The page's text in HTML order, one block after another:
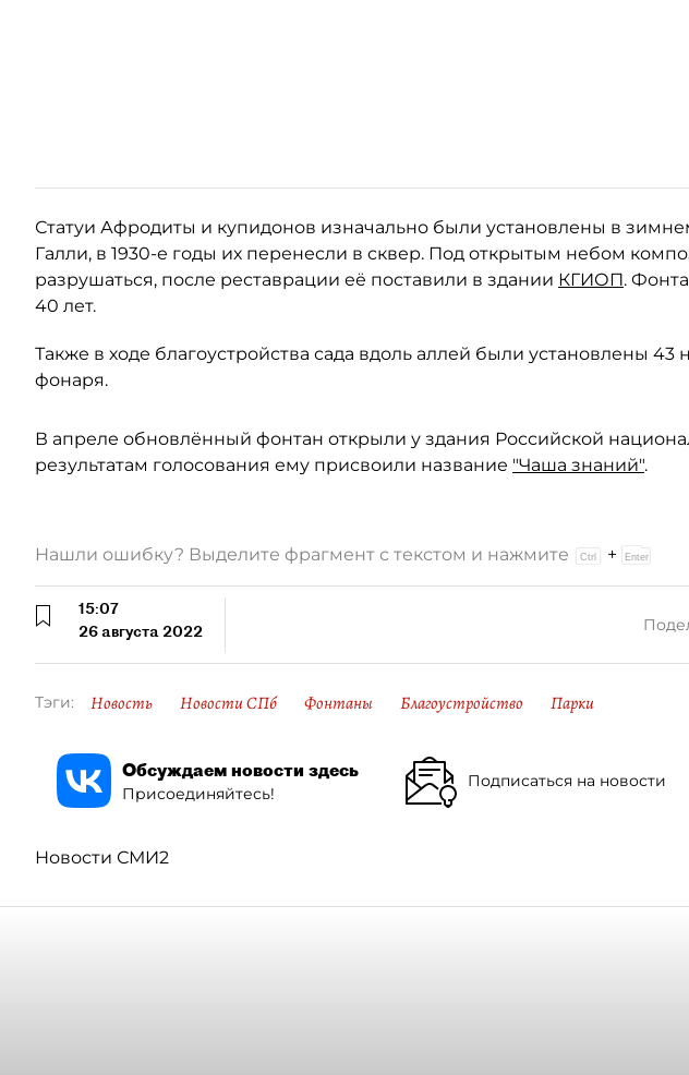
Статуи Афродиты и купидонов изначально были установлены в
Галли, в 1930-е годы их перенесли в сквер. Под открытым небом
разрушаться, после реставрации её поставили в здании КГИОП.
40 лет.
Также в ходе благоустройства сада вдоль аллей были установлены 43
фонаря.
В апреле обновлённый фонтан открыли у здания Российской
результатам голосования ему присвоили название "Чаша знаний".
Нашли ошибку? Выделите фрагмент с текстом и нажмите +
15:07
26 августа 2022
Тэги: Новость Новости СПб Фонтаны Благоустройство Парки
Обсуждаем новости здесь
Присоединяйтесь!
Подписаться на новости
Новости СМИ2